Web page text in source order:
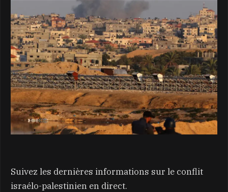
Suivez les dernières informations sur le conflit
israélo-palestinien en direct.